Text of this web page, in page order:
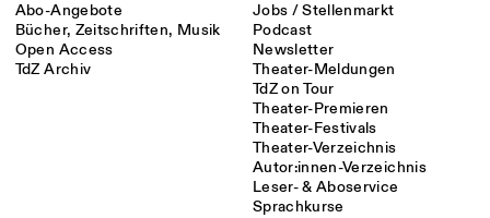
Abo-Angebote
Bücher, Zeitschriften, Musik
Open Access
TdZ Archiv
Jobs / Stellenmarkt
Podcast
Newsletter
Theater-Meldungen
TdZ on Tour
Theater-Premieren
Theater-Festivals
Theater-Verzeichnis
Autor:innen-Verzeichnis
Leser- & Aboservice
Sprachkurse